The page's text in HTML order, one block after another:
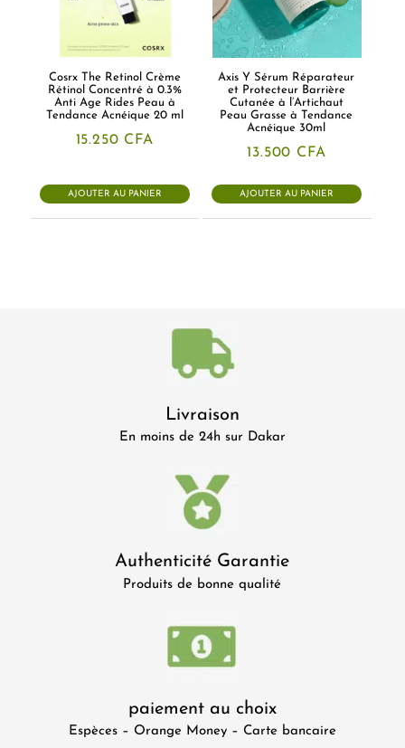
Cosrx The Retinol Crème
Rétinol Concentré à 0.3%
Anti Age Rides Peau à
Tendance Acnéique 20 ml
15.250 CFA
AJOUTER AU PANIER
Axis Y Sérum Réparateur
et Protecteur Barrière
Cutanée à l’Artichaut
Peau Grasse à Tendance
Acnéique 30ml
13.500 CFA
AJOUTER AU PANIER
Livraison
En moins de 24h sur Dakar
Authenticité Garantie
Produits de bonne qualité
paiement au choix
Espèces – Orange Money – Carte bancaire